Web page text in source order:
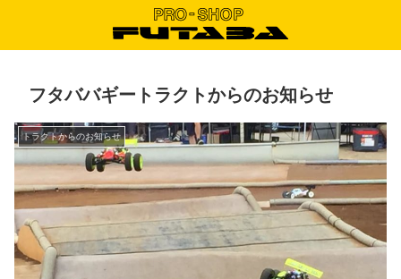
フタババギートラクトからのお知らせ
トラクトからのお知らせ